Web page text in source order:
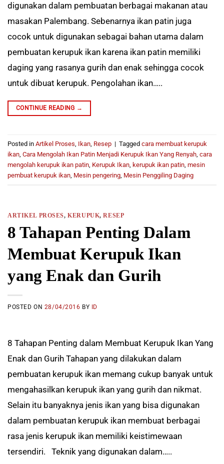
digunakan dalam pembuatan berbagai makanan atau
masakan Palembang. Sebenarnya ikan patin juga
cocok untuk digunakan sebagai bahan utama dalam
pembuatan kerupuk ikan karena ikan patin memiliki
daging yang rasanya gurih dan enak sehingga cocok
untuk dibuat kerupuk. Pengolahan ikan…..
CONTINUE READING →
Posted in Artikel Proses Ikan Resep | Tagged cara membuat kerupuk
ikan Cara Mengolah Ikan Patin Menjadi Kerupuk Ikan Yang Renyah cara
mengolah kerupuk ikan patin Kerupuk Ikan kerupuk ikan patin mesin
pembuat kerupuk ikan Mesin pengering Mesin Penggiling Daging
ARTIKEL PROSES, KERUPUK, RESEP
8 Tahapan Penting Dalam
Membuat Kerupuk Ikan
yang Enak dan Gurih
POSTED ON 28/04/2016 BY ID
8 Tahapan Penting dalam Membuat Kerupuk Ikan Yang
Enak dan Gurih Tahapan yang dilakukan dalam
pembuatan kerupuk ikan memang cukup banyak untuk
mengahasilkan kerupuk ikan yang gurih dan nikmat.
Selain itu banyaknya jenis ikan yang bisa digunakan
dalam pembuatan kerupuk ikan membuat berbagai
rasa jenis kerupuk ikan memiliki keistimewaan
tersendiri. Teknik yang digunakan dalam…..